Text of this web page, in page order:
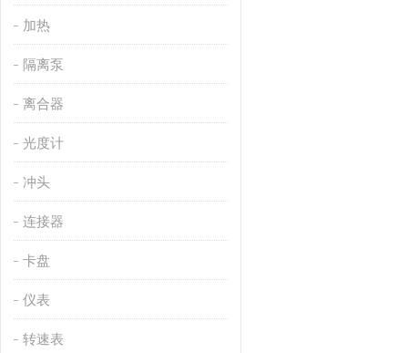
加热
隔离泵
离合器
光度计
冲头
连接器
卡盘
仪表
转速表